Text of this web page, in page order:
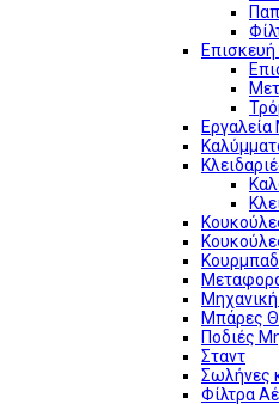
Μπάρες
Ποδιές
Σταντ
Σωλήνες
Φίλτρα